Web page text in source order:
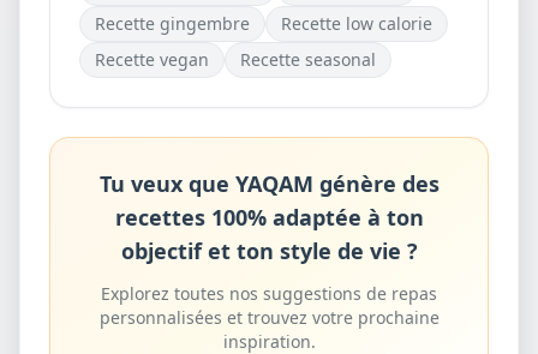
Recette gingembre Recette low calorie
Recette vegan Recette seasonal
Tu veux que YAQAM génère des
recettes 100% adaptée à ton
objectif et ton style de vie ?
Explorez toutes nos suggestions de repas
personnalisées et trouvez votre prochaine
inspiration.